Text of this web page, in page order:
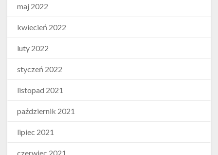
maj 2022
kwiecień 2022
luty 2022
styczeń 2022
listopad 2021
październik 2021
lipiec 2021
czerwiec 2021